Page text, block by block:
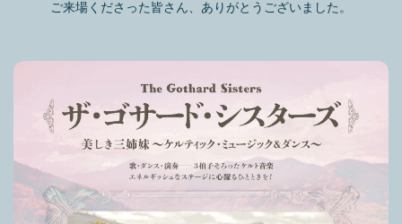
ご来場くださった皆さん、ありがとうございました。